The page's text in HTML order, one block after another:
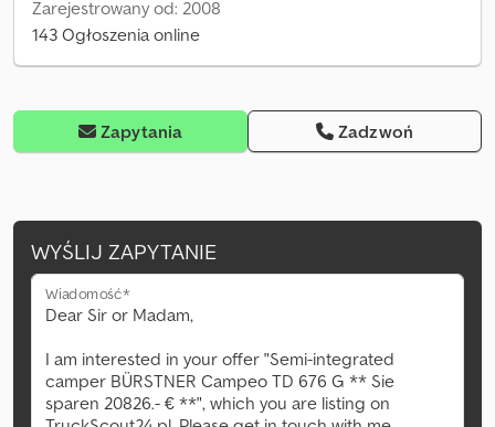
Zarejestrowany od: 2008
143 Ogłoszenia online
Zapytania Zadzwoń
WYŚLIJ ZAPYTANIE
Wiadomość*